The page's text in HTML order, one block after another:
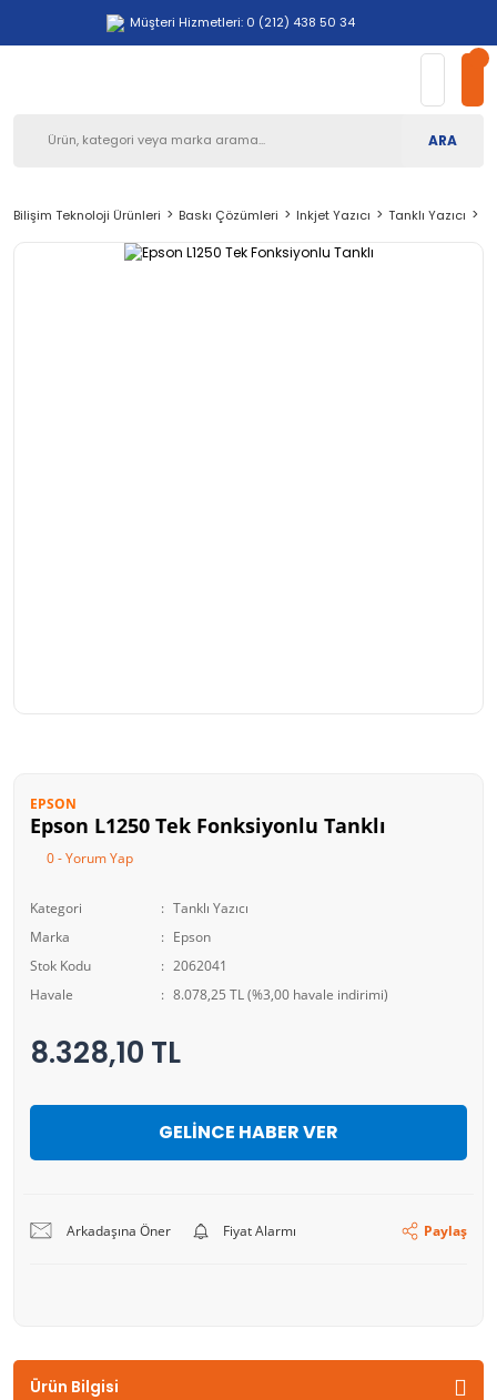
Müşteri Hizmetleri: 0 (212) 438 50 34
ARA
Bilişim Teknoloji Ürünleri Baskı Çözümleri Inkjet Yazıcı Tanklı Yazıcı
EPSON
Epson L1250 Tek Fonksiyonlu Tanklı
0 - Yorum Yap
Kategori
Tanklı Yazıcı
Marka
Epson
Stok Kodu
2062041
Havale
8.078,25 TL (%3,00 havale indirimi)
8.328,10 TL
GELİNCE HABER VER
Arkadaşına Öner Fiyat Alarmı Paylaş
Ürün Bilgisi